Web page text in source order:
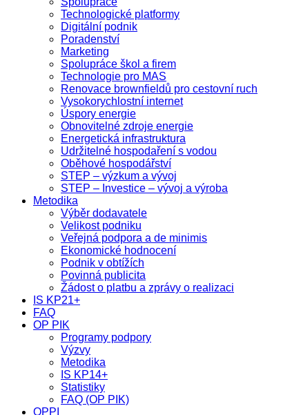
Technologické platformy
Digitální podnik
Poradenství
Marketing
Spolupráce škol a firem
Technologie pro MAS
Renovace brownfieldů pro cestovní ruch
Vysokorychlostní internet
Úspory energie
Obnovitelné zdroje energie
Energetická infrastruktura
Udržitelné hospodaření s vodou
Oběhové hospodářství
STEP – výzkum a vývoj
STEP – Investice – vývoj a výroba
Metodika
Výběr dodavatele
Velikost podniku
Veřejná podpora a de minimis
Ekonomické hodnocení
Podnik v obtížích
Povinná publicita
Žádost o platbu a zprávy o realizaci
IS KP21+
FAQ
OP PIK
Programy podpory
Výzvy
Metodika
IS KP14+
Statistiky
FAQ (OP PIK)
OPPI